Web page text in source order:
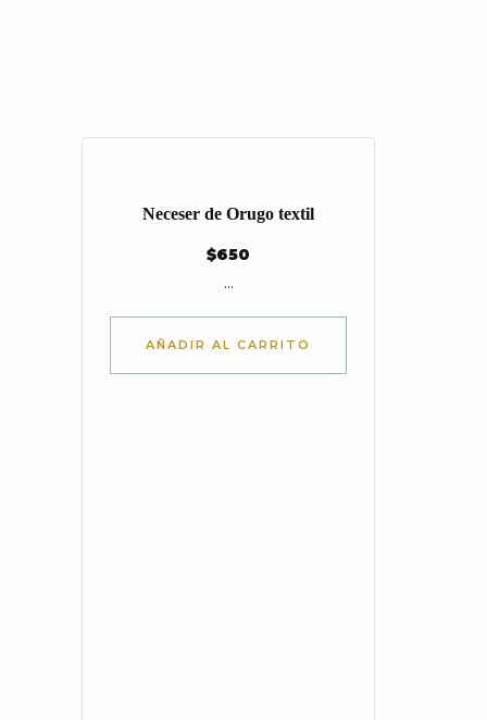
Neceser de Orugo textil
$650
...
AÑADIR AL CARRITO